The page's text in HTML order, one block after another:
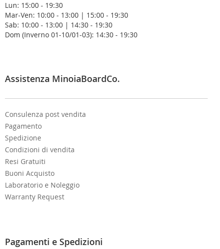
e
w
s
l
e
:
Lun: 15:00 - 19:30
Mar-Ven: 10:00 - 13:00 | 15:00 - 19:30
Sab: 10:00 - 13:00 | 14:30 - 19:30
Dom (Inverno 01-10/01-03): 14:30 - 19:30
Assistenza MinoiaBoardCo.
Consulenza post vendita
Pagamento
Spedizione
Condizioni di vendita
Resi Gratuiti
Buoni Acquisto
Laboratorio e Noleggio
Warranty Request
Pagamenti e Spedizioni